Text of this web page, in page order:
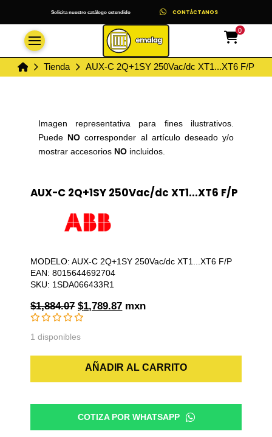
Solicita nuestro catálogo extendido CONTÁCTANOS
0
InicioTienda AUX-C 2Q+1SY 250Vac/dc XT1...XT6 F/P
Imagen representativa para fines ilustrativos.
Puede NOcorresponder al artículo deseado y/o
mostrar accesorios NOincluidos.
AUX-C 2Q+1SY 250Vac/dc XT1...XT6 F/P
MODELO: AUX-C 2Q+1SY 250Vac/dc XT1...XT6 F/P
EAN: 8015644692704
SKU: 1SDA066433R1
$1,884.07 Original
price
was:
$1,789.87Current
mxn
1 disponibles
250Vac/dc
F/P
AÑADIR AL CARRITO
COTIZA POR WHATSAPP